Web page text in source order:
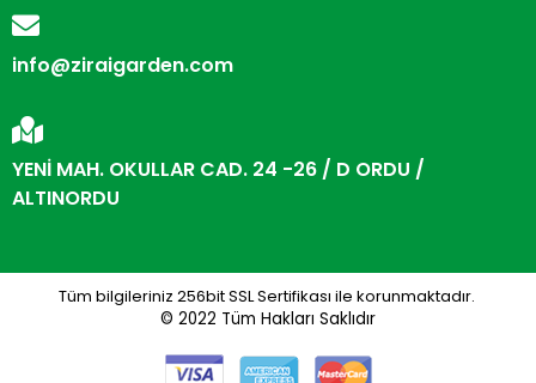
info@ziraigarden.com
YENİ MAH. OKULLAR CAD. 24 -26 / D ORDU /
ALTINORDU
Tüm bilgileriniz 256bit SSL Sertifikası ile korunmaktadır.
© 2022 Tüm Hakları Saklıdır